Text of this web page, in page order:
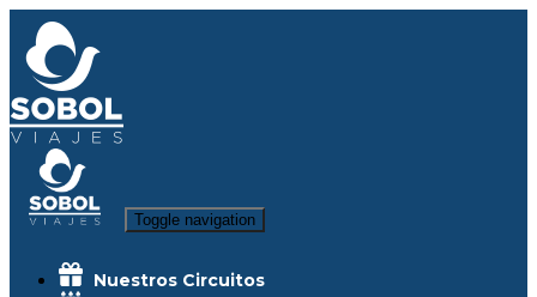
Toggle navigation
Nuestros Circuitos